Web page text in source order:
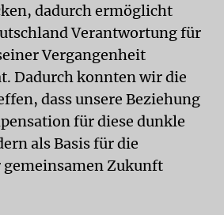
dadurch ermöglicht
Verantwortung für
Vergangenheit
Dadurch konnten wir die
dass unsere Beziehung
für diese dunkle
als Basis für die
gemeinsamen Zukunft